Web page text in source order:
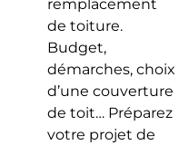
remplacement
de toiture.
Budget,
démarches, choix
d’une couverture
de toit… Préparez
votre projet de